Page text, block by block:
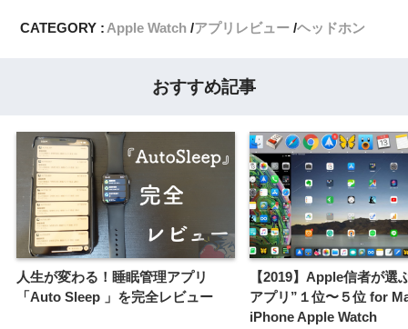
CATEGORY : Apple Watch アプリレビュー ヘッドホン
おすすめ記事
人生が変わる！睡眠管理アプリ
「Auto Sleep 」を完全レビュー
【2019】Apple信者が選
アプリ”１位〜５位 for
iPhone Apple Watch